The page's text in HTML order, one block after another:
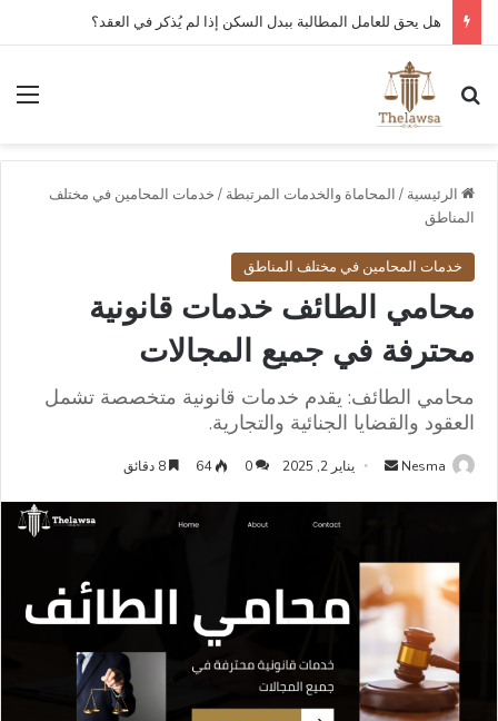
هل يحق للعامل المطالبة ببدل السكن إذا لم يُذكر في العقد؟
بحث عن
الرئيسية / المحاماة والخدمات المرتبطة / خدمات المحامين في مختلف
المناطق
خدمات المحامين في مختلف المناطق
محامي الطائف خدمات قانونية
محترفة في جميع المجالات
محامي الطائف: يقدم خدمات قانونية متخصصة تشمل
العقود والقضايا الجنائية والتجارية.
Nesma
أرسل
إلكترونيا
يناير 2, 2025 0
64